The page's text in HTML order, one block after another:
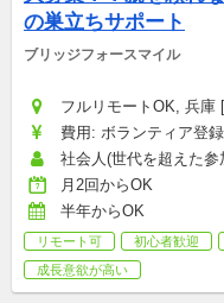
の巣立ちサポート
ブリッジフォースマイル
フルリモートOK, 兵庫
費用: ボランティア登
研修参加費：2,000円,
物代など）：1,500円
社会人(世代を超えた参
月2回からOK
半年からOK
リモート可 初心者歓迎
成長意欲が高い